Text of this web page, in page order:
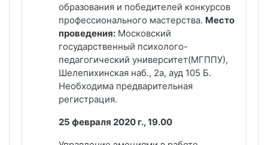
образования и победителей конкурсов
профессионального мастерства. Место
проведения: Московский
государственный психолого-
педагогический университет(МГППУ),
Шелепихинская наб., 2а, ауд 105 Б.
Необходима предварительная
регистрация.
25 февраля 2020 г., 19.00